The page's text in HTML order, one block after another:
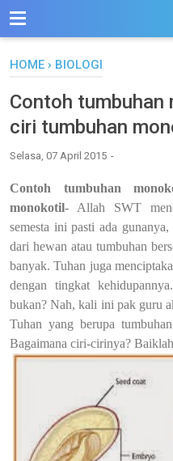
HOME › BIOLOGI
Contoh
ciri tumbuhan
Selasa, 07 April 2015
Contoh tumbuhan
monokotil- Allah SWT
semesta ini pasti ada
dari hewan atau tumbuhan
banyak. Tuhan juga
dengan tingkat
bukan? Nah, kali ini pak guru
Tuhan yang berupa
Bagaimana ciri-cirinya?